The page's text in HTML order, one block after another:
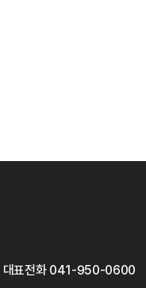
대표전화 041-950-0600